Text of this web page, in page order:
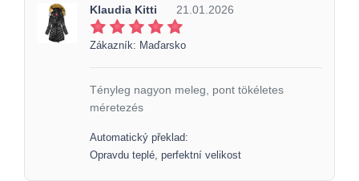
Klaudia Kitti 21.01.2026
Zákazník: Maďarsko
Tényleg nagyon meleg, pont tökéletes
méretezés
Automatický překlad:
Opravdu teplé, perfektní velikost